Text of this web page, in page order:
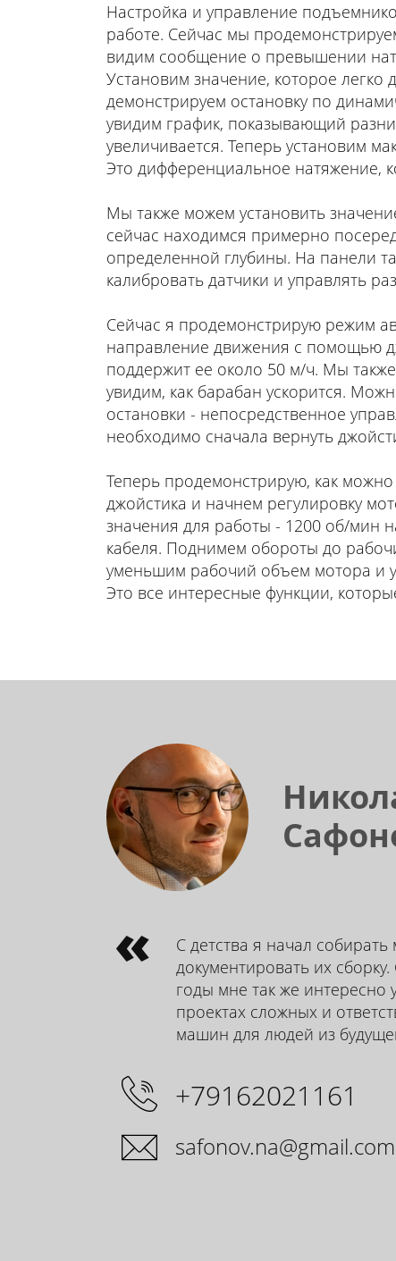
Настройка и управление
работе. Сейчас мы
видим сообщение о превышении
Установим значение, которое легко
демонстрируем остановку по
увидим график, показывающий
увеличивается. Теперь установим
Это дифференциальное натяжение,
Мы также можем установить
сейчас находимся примерно
определенной глубины. На панели
калибровать датчики и управлять
Сейчас я продемонстрирую режим
направление движения с помощью
поддержит ее около 50 м/ч. Мы
увидим, как барабан ускорится.
остановки - непосредственное
необходимо сначала вернуть
Теперь продемонстрирую, как
джойстика и начнем регулировку
значения для работы - 1200 об/мин
кабеля. Поднимем обороты до
уменьшим рабочий объем мотора и
Это все интересные функции,
«
С детства я начал
документировать их
годы мне так же интересно
проектах сложных и
машин для людей из
+79162021161
safonov.na@gmail.com